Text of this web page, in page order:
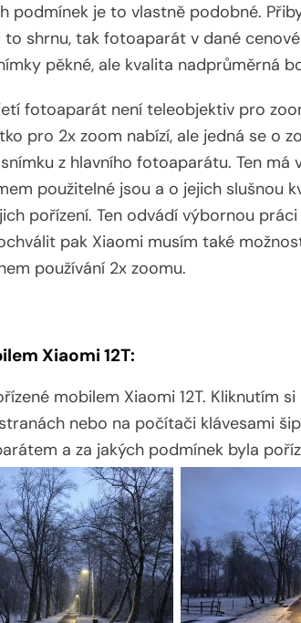
podmínek je to vlastně podobné.
to shrnu, tak fotoaparát v dané
pěkné, ale kvalita nadprůměrná
fotoaparát není teleobjektiv pro
pro 2x zoom nabízí, ale jedná se o
z hlavního fotoaparátu. Ten má
použitelné jsou a o jejich slušnou
pořízení. Ten odvádí výbornou
pak Xiaomi musím také
používání 2x zoomu.
Xiaomi 12T:
mobilem Xiaomi 12T. Kliknutím
nebo na počítači klávesami
a za jakých podmínek byla